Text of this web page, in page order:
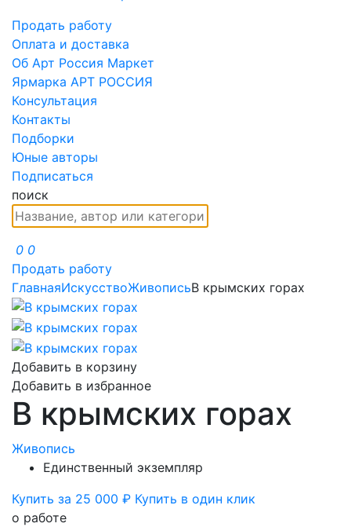
Продать работу
Оплата и доставка
Об Арт Россия Маркет
Ярмарка АРТ РОССИЯ
Консультация
Контакты
Подборки
Юные авторы
Подписаться
поиск
0 0
Продать работу
ГлавнаяИскусствоЖивописьВ крымских горах
Добавить в корзину
Добавить в избранное
В крымских горах
Живопись
Единственный экземпляр
Купить за 25 000 ₽ Купить в один клик
о работе